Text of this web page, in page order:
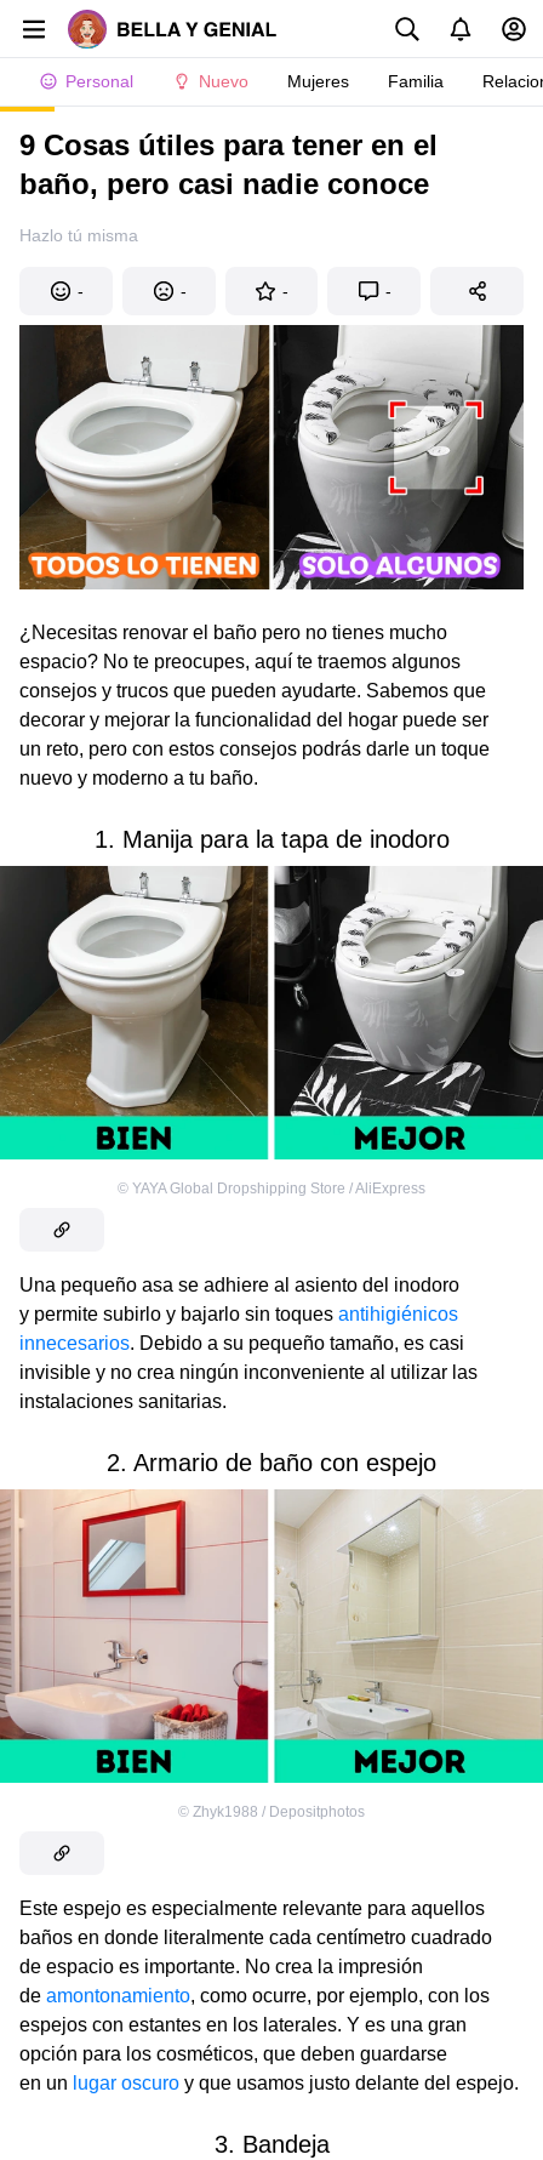
Personal Nuevo Mujeres Familia
9 Cosas útiles para tener en el
baño, pero casi nadie conoce
Hazlo tú misma
- - - -
¿Necesitas renovar el baño pero no tienes mucho
espacio? No te preocupes, aquí te traemos algunos
consejos y trucos que pueden ayudarte. Sabemos que
decorar y mejorar la funcionalidad del hogar puede ser
un reto, pero con estos consejos podrás darle un toque
nuevo y moderno a tu baño.
1. Manija para la tapa de inodoro
© YAYA Global Dropshipping Store / AliExpress
Una pequeño asa se adhiere al asiento del inodoro
y permite subirlo y bajarlo sin toques antihigiénicos
innecesarios. Debido a su pequeño tamaño, es casi
invisible y no crea ningún inconveniente al utilizar las
instalaciones sanitarias.
2. Armario de baño con espejo
© Zhyk1988 / Depositphotos
Este espejo es especialmente relevante para aquellos
baños en donde literalmente cada centímetro cuadrado
de espacio es importante. No crea la impresión
de amontonamiento, como ocurre, por ejemplo, con los
espejos con estantes en los laterales. Y es una gran
opción para los cosméticos, que deben guardarse
en un lugar oscuro y que usamos justo delante del espejo.
3. Bandeja